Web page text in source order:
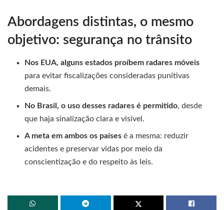
Abordagens distintas, o mesmo
objetivo: segurança no trânsito
Nos EUA, alguns estados proíbem radares móveis
para evitar fiscalizações consideradas punitivas
demais.
No Brasil, o uso desses radares é permitido, desde
que haja sinalização clara e visível.
A meta em ambos os países é a mesma: reduzir
acidentes e preservar vidas por meio da
conscientização e do respeito às leis.